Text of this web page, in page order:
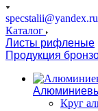
specstalii@yandex.ru
Каталог
Листы рифленые
Продукция
Круг